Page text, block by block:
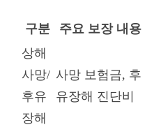
구분 주요 보장 내용
상해
사망/
후유
장해
사망 보험금, 후
유장해 진단비